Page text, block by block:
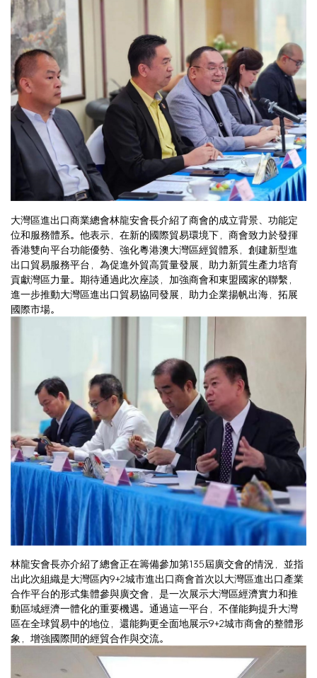
大灣區進出口商業總會林龍安會長介紹了商會的成立背景、功能定
位和服務體系。他表示，在新的國際貿易環境下，商會致力於發揮
香港雙向平台功能優勢、強化粵港澳大灣區經貿體系，創建新型進
出口貿易服務平台，為促進外貿高質量發展，助力新質生產力培育
貢獻灣區力量。期待通過此次座談，加強商會和東盟國家的聯繫，
進一步推動大灣區進出口貿易協同發展，助力企業揚帆出海，拓展
國際市場。
林龍安會長亦介紹了總會正在籌備參加第135屆廣交會的情況，並指
出此次組織是大灣區內9+2城市進出口商會首次以大灣區進出口產業
合作平台的形式集體參與廣交會，是一次展示大灣區經濟實力和推
動區域經濟一體化的重要機遇。通過這一平台，不僅能夠提升大灣
區在全球貿易中的地位，還能夠更全面地展示9+2城市商會的整體形
象，增強國際間的經貿合作與交流。